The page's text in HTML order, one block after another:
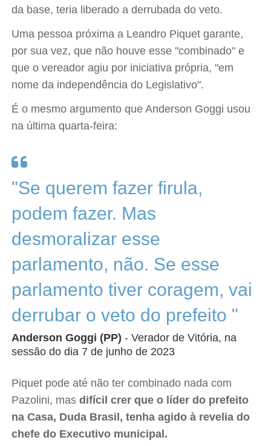
da base, teria liberado a derrubada do veto.
Uma pessoa próxima a Leandro Piquet garante,
por sua vez, que não houve esse "combinado" e
que o vereador agiu por iniciativa própria, "em
nome da independência do Legislativo".
É o mesmo argumento que Anderson Goggi usou
na última quarta-feira:
"Se querem fazer firula,
podem fazer. Mas
desmoralizar esse
parlamento, não. Se esse
parlamento tiver coragem, vai
derrubar o veto do prefeito "
Anderson Goggi (PP) - Verador de Vitória, na
sessão do dia 7 de junho de 2023
Piquet pode até não ter combinado nada com
Pazolini, mas difícil crer que o líder do prefeito
na Casa, Duda Brasil, tenha agido à revelia do
chefe do Executivo municipal.